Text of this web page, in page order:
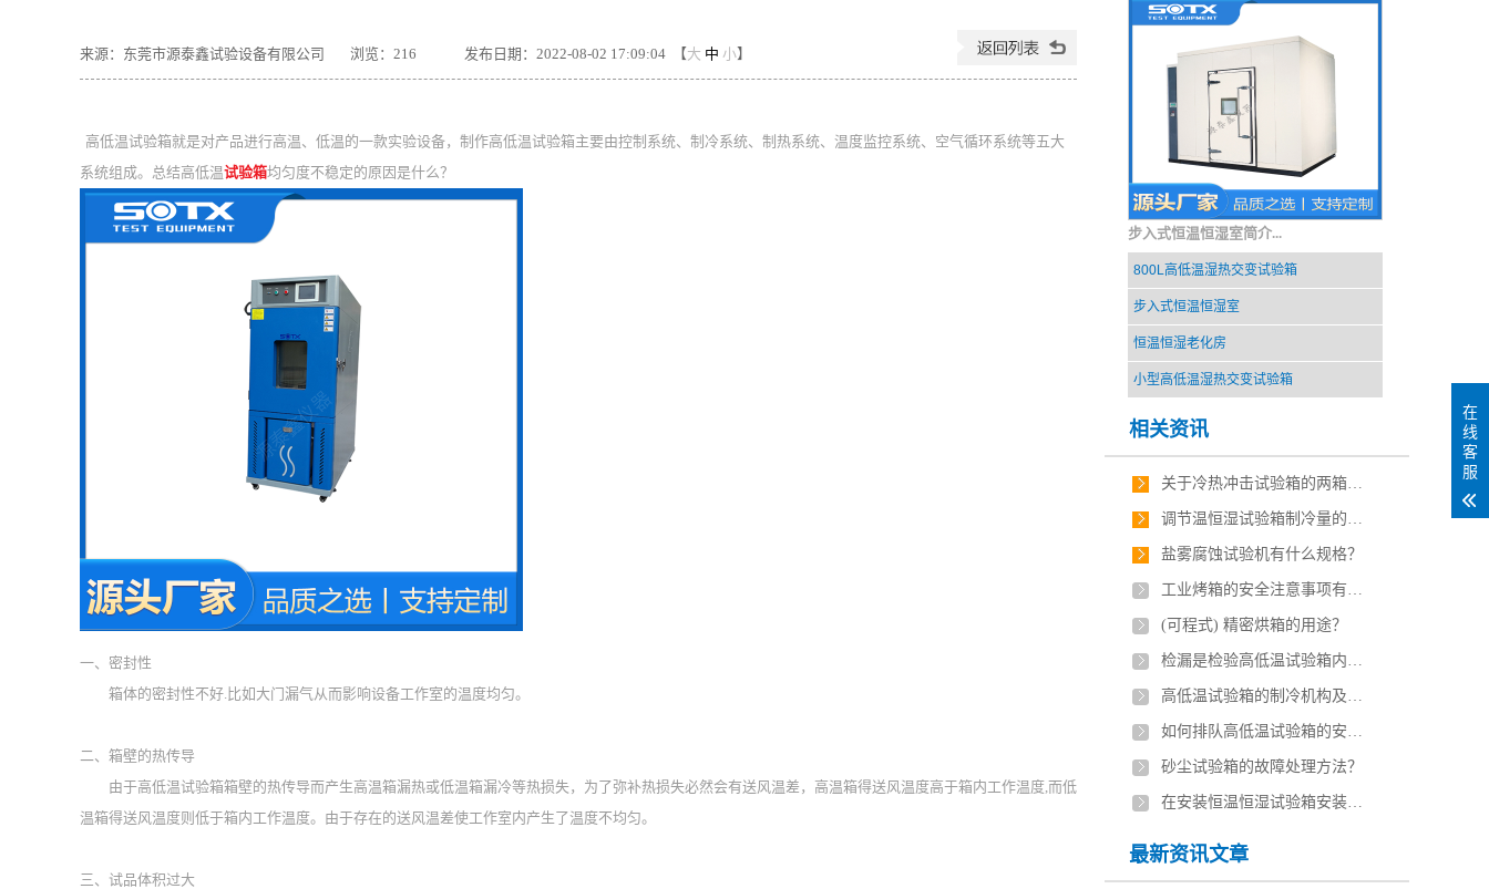
来源：东莞市源泰鑫试验设备有限公司 浏览： 216 发布日期：2022-08-02 17:09:04 【大 中 小】
高低温试验箱就是对产品进行高温、低温的一款实验设备，制作高低温试验箱主要由控制系统、制冷系统、制热系统、温度监控系统、空气循环系统等五大
系统组成。总结高低温试验箱均匀度不稳定的原因是什么？
一、密封性
箱体的密封性不好.比如大门漏气从而影响设备工作室的温度均匀。
二、箱壁的热传导
由于高低温试验箱箱壁的热传导而产生高温箱漏热或低温箱漏冷等热损失，为了弥补热损失必然会有送风温差，高温箱得送风温度高于箱内工作温度,而低
温箱得送风温度则低于箱内工作温度。由于存在的送风温差使工作室内产生了温度不均匀。
三、试品体积过大
步入式恒温恒湿室简介...
800L高低温湿热交变试验箱
步入式恒温恒湿室
恒温恒湿老化房
小型高低温湿热交变试验箱
相关资讯
关于冷热冲击试验箱的两箱、三箱是什么?
调节温恒湿试验箱制冷量的方法
盐雾腐蚀试验机有什么规格？
工业烤箱的安全注意事项有哪些？
(可程式) 精密烘箱的用途？
检漏是检验高低温试验箱内稳定性的重要环节
高低温试验箱的制冷机构及原理
如何排队高低温试验箱的安全隐患?
砂尘试验箱的故障处理方法？
在安装恒温恒湿试验箱安装场地的十条注意事项
最新资讯文章
在
线
客
服